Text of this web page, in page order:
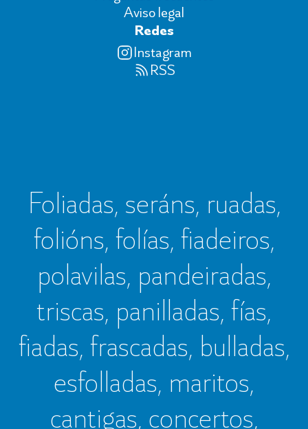
Aviso legal
Redes
Instagram
RSS
Foliadas, seráns, ruadas,
folións, folías, fiadeiros,
polavilas, pandeiradas,
triscas, panilladas, fías,
fiadas, frascadas, bulladas,
esfolladas, maritos,
cantigas, concertos,